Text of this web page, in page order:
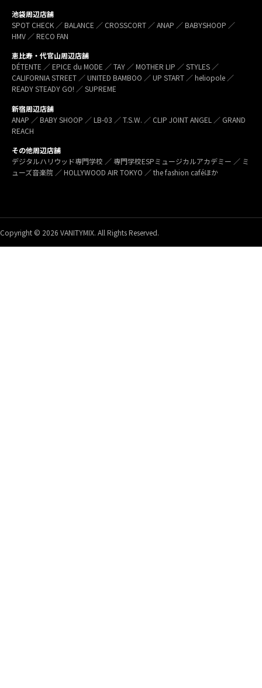
池袋周辺店舗
SPOT CHECK ／ BALANCE ／ CROSSCORT ／ ANAP ／ BABYSHOOP ／
HMV ／ RECO FAN
恵比寿・代官山周辺店舗
DÉTENTE ／ EPICE du MODE ／ TAY ／ MOTHER LIP ／ STYLES ／
CALIFORNIA STREET ／ UNITED BAMBOO ／ UP START ／ heliopole ／
READY STEADY GO! ／ SUPREME
新宿周辺店舗
ANAP ／ BABY SHOOP ／ LB-03 ／ T.S.W. ／ CLIP JOINT ANGEL ／ GRAND
REACH
その他周辺店舗
デジタルハリウッド専門学校 ／ 専門学校ESPミュージカルアカデミー ／ ミ
ューズ音楽院 ／ HOLLYWOOD AIR TOKYO ／ the fashion caféほか
Copyright © 2026 VANITYMIX. All Rights Reserved.